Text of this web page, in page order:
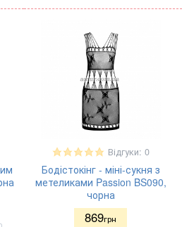
Відгуки: 0
Бодістокінг - міні-сукня з
метеликами Passion BS090,
чорна
869грн